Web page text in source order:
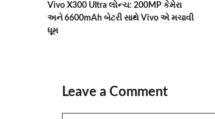
Vivo X300 Ultra લોન્ચ: 200MP કેમેરા
અને 6600mAh બેટરી સાથે Vivo એ મચાવી
ધૂમ
Leave a Comment